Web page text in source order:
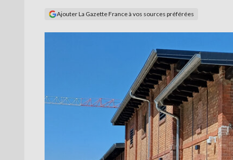
Ajouter La Gazette France à vos sources préférées